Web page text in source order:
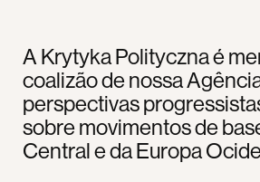
A Krytyka Polityczna é
coalizão de nossa
perspectivas
sobre movimentos de
Central e da Europa